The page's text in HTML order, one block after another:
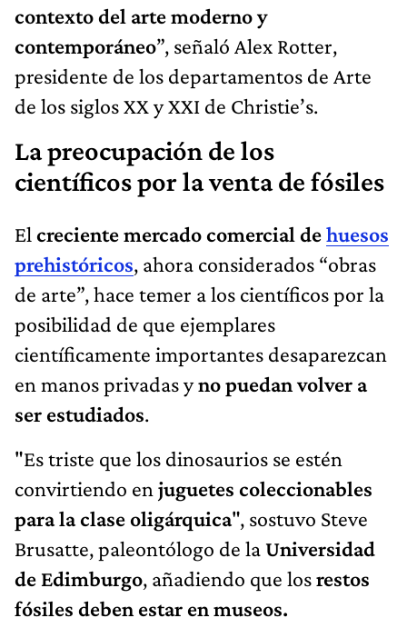
contexto del arte moderno y
contemporáneo”, señaló Alex Rotter,
presidente de los departamentos de Arte
de los siglos XX y XXI de Christie’s.
La preocupación de los
científicos por la venta de fósiles
El creciente mercado comercial dehuesos
prehistóricos, ahora considerados “obras
de arte”, hace temer a los científicos por la
posibilidad de que ejemplares
científicamente importantes desaparezcan
en manos privadas yno puedan volver a
ser estudiados.
"Es triste que los dinosaurios se estén
convirtiendo en juguetes coleccionables
para la clase oligárquica", sostuvo Steve
Brusatte, paleontólogo de laUniversidad
de Edimburgo, añadiendo que losrestos
fósiles deben estar en museos.